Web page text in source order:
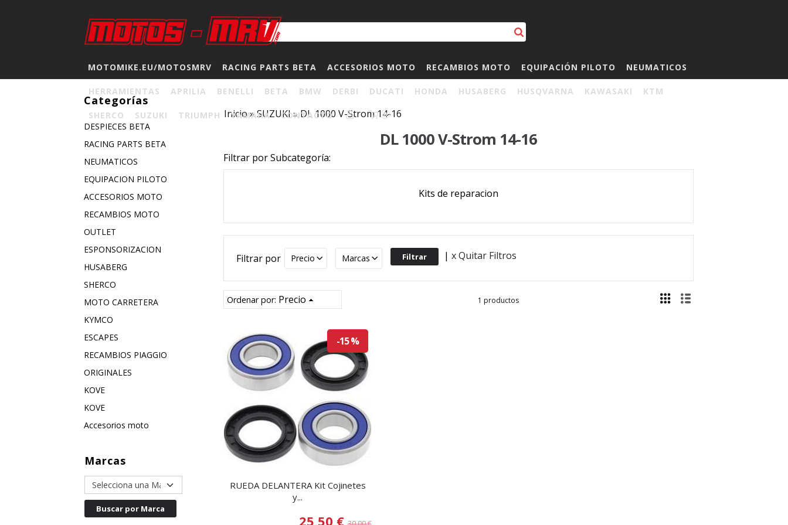
MOTOMIKE.EU/MOTOSMRV RACING PARTS BETA ACCESORIOS MOTO RECAMBIOS MOTO EQUIPACIÓN PILOTO NEUMATICOS
HERRAMIENTAS APRILIA BENELLI BETA BMW DERBI DUCATI HONDA HUSABERG HUSQVARNA KAWASAKI KTM
SHERCO SUZUKI TRIUMPH YAMAHA CONTACTO 0
Categorías
DESPIECES BETA
RACING PARTS BETA
NEUMATICOS
EQUIPACION PILOTO
ACCESORIOS MOTO
RECAMBIOS MOTO
OUTLET
ESPONSORIZACION
HUSABERG
SHERCO
MOTO CARRETERA
KYMCO
ESCAPES
RECAMBIOS PIAGGIO
ORIGINALES
KOVE
KOVE
Accesorios moto
Marcas
Inicio»SUZUKI»DL 1000 V-Strom 14-16
DL 1000 V-Strom 14-16
Filtrar por Subcategoría:
Kits de reparacion
Filtrar por Precio Marcas | x Quitar Filtros
Ordenar por: Precio 1 productos
-15 %
RUEDA DELANTERA Kit Cojinetes
y...
25,50 €